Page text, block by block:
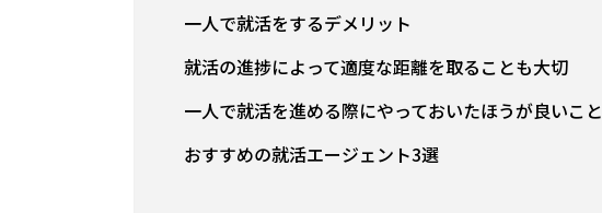
一人で就活をするデメリット
就活の進捗によって適度な距離を取ることも大切
一人で就活を進める際にやっておいたほうが良いこと
おすすめの就活エージェント3選